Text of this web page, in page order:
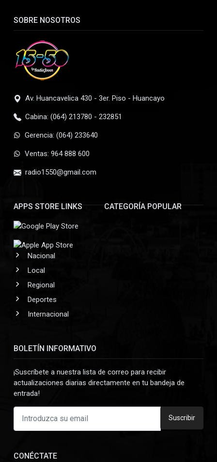
SOBRE NOSOTROS
Av. Huancavelica 430 - 3er. Piso - Huancayo
Cabina: (064) 213780 - 232851
Gerencia: (064) 233640
Ventas: 964 888 600
radio1550@gmail.com
APPS STORE LINKS CATEGORÍA POPULAR
Nacional
Local
Regional
Deportes
Internacional
BOLETÍN INFORMATIVO
¡Suscríbete a nuestra lista de correo para recibir
actualizaciones diarias directamente en tu bandeja de
entrada!
Suscribir
CONÉCTATE